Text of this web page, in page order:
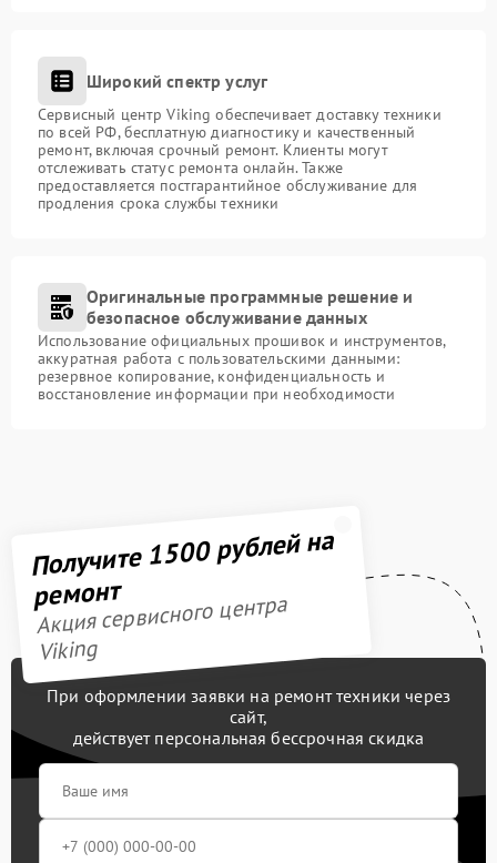
Широкий спектр услуг
Сервисный центр Viking обеспечивает доставку техники
по всей РФ, бесплатную диагностику и качественный
ремонт, включая срочный ремонт. Клиенты могут
отслеживать статус ремонта онлайн. Также
предоставляется постгарантийное обслуживание для
продления срока службы техники
Оригинальные программные решение и
безопасное обслуживание данных
Использование официальных прошивок и инструментов,
аккуратная работа с пользовательскими данными:
резервное копирование, конфиденциальность и
восстановление информации при необходимости
Получите 1500 рублей на
ремонт
Акция сервисного центра
Viking
При оформлении заявки на ремонт техники через
сайт,
действует персональная бессрочная скидка